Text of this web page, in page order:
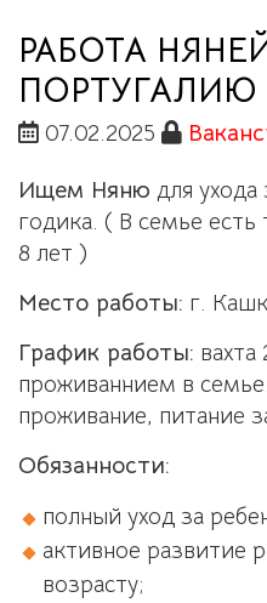
РАБОТА
ПОРТУГАЛИЮ
07.02.2025
Ищем Няню для
годика. ( В семье есть
8 лет )
Место работы: г.
График работы:
проживаннием в
проживание, питание
Обязанности:
полный уход за
активное развитие
возрасту;